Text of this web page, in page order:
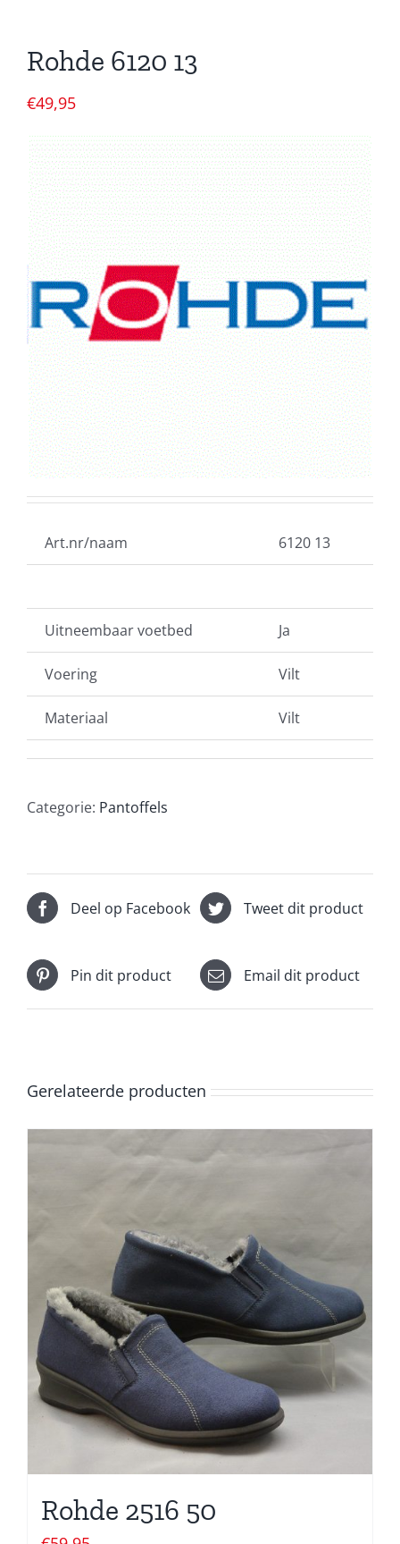
Rohde 6120 13
€49,95
Art.nr/naam 6120 13
Uitneembaar voetbed Ja
Voering Vilt
Materiaal Vilt
Categorie: Pantoffels
Deel op Facebook Tweet dit product
Pin dit product Email dit product
Gerelateerde producten
Rohde 2516 50